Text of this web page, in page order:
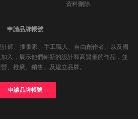
資料刪除
申請品牌帳號
師、插畫家、手工職人、自由創作者、以及國
入，展示他們嶄新的設計和高質量的作品，並
、推廣、銷售、及建立品牌。
申請品牌帳號